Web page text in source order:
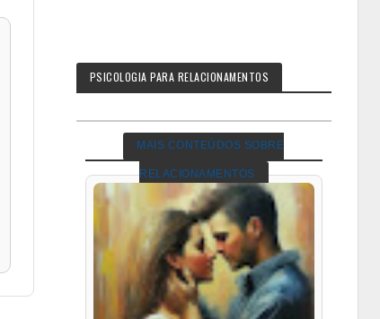
PSICOLOGIA PARA RELACIONAMENTOS
MAIS CONTEÚDOS SOBRE
RELACIONAMENTOS